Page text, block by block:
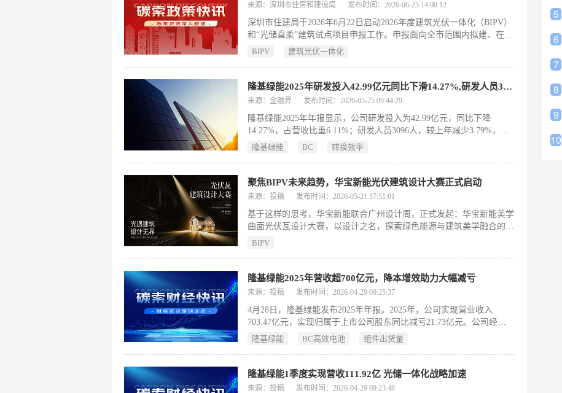
来源：深圳市住房和建设局 发布时间：2026-06-23 14:00:12
深圳市住建局于2026年6月22日启动2026年度建筑光伏一体化（BIPV）
和“光储直柔”建筑试点项目申报工作。申报面向全市范围内拟建、在建
或已建成的相关工程项目，旨在落实国家及深圳市关于城乡建设领域碳
国家、广东省及深圳市相关技术标准，并具备良好应用前景；已建成项
目须完成竣工验收、正常投用且成效显著。申报截止时间为9月30日，
研或参与推广活动。（198字）
BIPV 建筑光伏一体化
隆基绿能2025年研发投入42.99亿元同比下滑14.27%,研发人员3096人
来源：金融界 发布时间：2026-05-25 09:44:29
隆基绿能2025年年报显示，公司研发投入为42.99亿元，同比下降
14.27%，占营收比重6.11%；研发人员3096人，较上年减少3.79%，但
研发人员占比升至9.45%。尽管投入总额下滑，公司持续聚焦高价值、
刷新晶硅电池（28.13%）和组件（26.4%）效率世界纪录；ACM金属化
技术平台完成产业化突破，20GW产线预计2026年6月建成；叠层电池
公司正加速由光伏产品供应商向光储融合系统解决方案服务商转型。
隆基绿能 BC 转换效率
聚焦BIPV未来趋势，华宝新能光伏建筑设计大赛正式启动
来源：投稿 发布时间：2026-05-21 17:51:01
基于这样的思考，华宝新能联合广州设计周，正式发起：华宝新能美学
曲面光伏瓦设计大赛，以设计之名，探索绿色能源与建筑美学融合的未
来表达。作为全球首款曲面XBC光伏瓦，华宝新能美学曲面光伏瓦以
计。因此，华宝新能×广州设计周发起光伏瓦建筑设计大赛，共同探索
未来绿色建筑的新范式。
BIPV
隆基绿能2025年营收超700亿元，降本增效助力大幅减亏
来源：投稿 发布时间：2026-04-29 09:25:37
4月28日，隆基绿能发布2025年年报。2025年，公司实现营业收入
703.47亿元，实现归属于上市公司股东同比减亏21.73亿元。公司经营
活动净现金流同比大幅转正，存货周转天数同比减少10天，销售费用和
快速完成爬坡上量，随着规模效应凸显及持续的新技术导入，实现提效
降本双突破。
隆基绿能 BC高效电池 组件出货量
隆基绿能1季度实现营收111.92亿 光储一体化战略加速
来源：投稿 发布时间：2026-04-29 09:23:48
5
6
7
8
9
10